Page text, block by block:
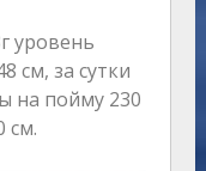
уровень
см, за сутки
на пойму 230
см.